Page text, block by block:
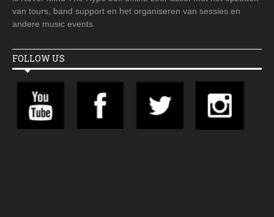
van tours, band support en het organiseren van sessies en
andere music events.
FOLLOW US